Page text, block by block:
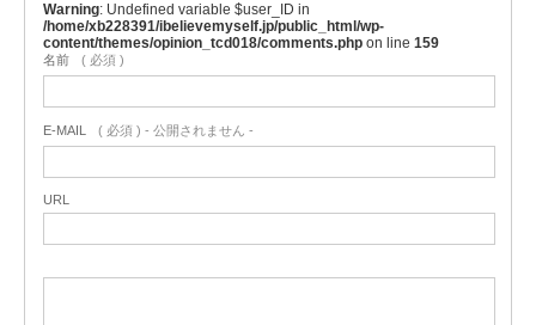
Warning : Undefined variable $user_ID in
/home/xb228391/ibelievemyself.jp/public_html/wp-
content/themes/opinion_tcd018/comments.php on line 159
名前 ( 必須 )
E-MAIL ( 必須 ) - 公開されません -
URL